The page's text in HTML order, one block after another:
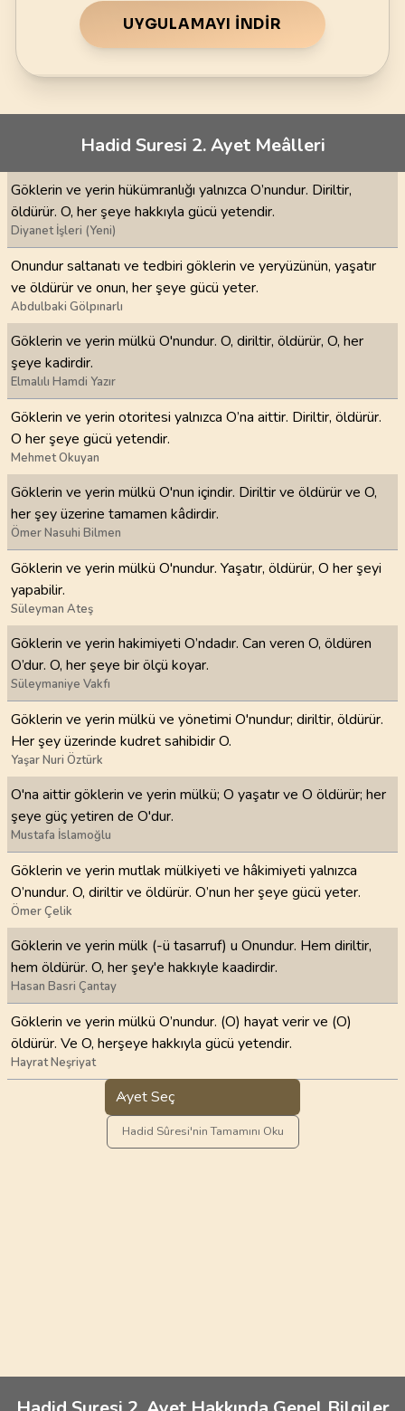
UYGULAMAYI İNDIR
Hadid Suresi 2. Ayet Meâlleri
Göklerin ve yerin hükümranlığı yalnızca O’nundur. Diriltir,
öldürür. O, her şeye hakkıyla gücü yetendir.
Diyanet İşleri (Yeni)
Onundur saltanatı ve tedbiri göklerin ve yeryüzünün, yaşatır
ve öldürür ve onun, her şeye gücü yeter.
Abdulbaki Gölpınarlı
Göklerin ve yerin mülkü O'nundur. O, diriltir, öldürür, O, her
şeye kadirdir.
Elmalılı Hamdi Yazır
Göklerin ve yerin otoritesi yalnızca O’na aittir. Diriltir, öldürür.
O her şeye gücü yetendir.
Mehmet Okuyan
Göklerin ve yerin mülkü O'nun içindir. Diriltir ve öldürür ve O,
her şey üzerine tamamen kâdirdir.
Ömer Nasuhi Bilmen
Göklerin ve yerin mülkü O'nundur. Yaşatır, öldürür, O her şeyi
yapabilir.
Süleyman Ateş
Göklerin ve yerin hakimiyeti O’ndadır. Can veren O, öldüren
O’dur. O, her şeye bir ölçü koyar.
Süleymaniye Vakfı
Göklerin ve yerin mülkü ve yönetimi O'nundur; diriltir, öldürür.
Her şey üzerinde kudret sahibidir O.
Yaşar Nuri Öztürk
O'na aittir göklerin ve yerin mülkü; O yaşatır ve O öldürür; her
şeye güç yetiren de O'dur.
Mustafa İslamoğlu
Göklerin ve yerin mutlak mülkiyeti ve hâkimiyeti yalnızca
O’nun­dur. O, diriltir ve öldürür. O’nun her şeye gücü yeter.
Ömer Çelik
Göklerin ve yerin mülk (-ü tasarruf) u Onundur. Hem diriltir,
hem öldürür. O, her şey'e hakkıyle kaadirdir.
Hasan Basri Çantay
Göklerin ve yerin mülkü O’nundur. (O) hayat verir ve (O)
öldürür. Ve O, herşeye hakkıyla gücü yetendir.
Hayrat Neşriyat
Ayet Seç
Hadid Sûresi'nin Tamamını Oku